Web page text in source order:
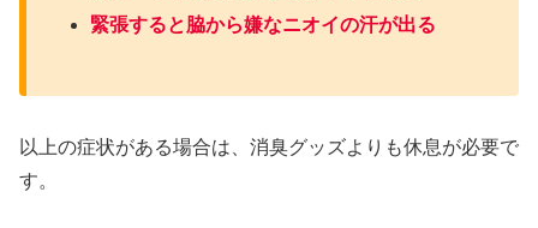
緊張すると脇から嫌なニオイの汗が出る
以上の症状がある場合は、消臭グッズよりも休息が必要で
す。